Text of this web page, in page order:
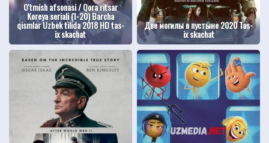
O'tmish afsonasi / Qora ritsar
Koreya seriali (1-20) Barcha
qismlar Uzbek tilida 2018 HD tas-
ix skachat
Две могилы в пустыне 2020 Tas-
ix skachat